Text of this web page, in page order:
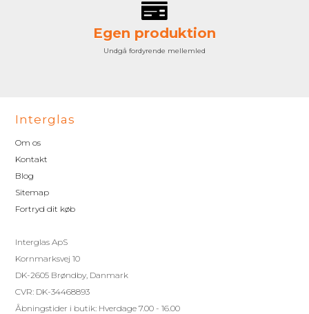
Egen produktion
Undgå fordyrende mellemled
Interglas
Om os
Kontakt
Blog
Sitemap
Fortryd dit køb
Interglas ApS
Kornmarksvej 10
DK-2605 Brøndby, Danmark
CVR: DK-34468893
Åbningstider i butik: Hverdage 7.00 - 16.00